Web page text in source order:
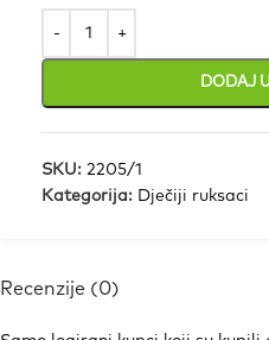
DODAJ
SKU: 2205/1
Kategorija: Dječiji ruksaci
Recenzije (0)